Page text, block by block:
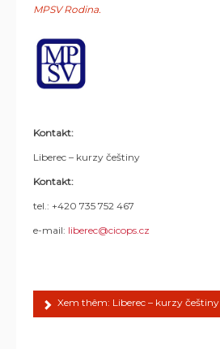
MPSV Rodina.
Kontakt:
Liberec – kurzy češtiny
Kontakt:
tel.: +420 735 752 467
e-mail: liberec@cicops.cz
Xem thêm: Liberec – kurzy češtiny